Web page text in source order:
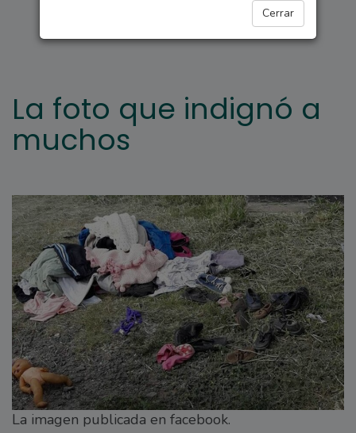
Cerrar
La foto que indignó a
muchos
La imagen publicada en facebook.